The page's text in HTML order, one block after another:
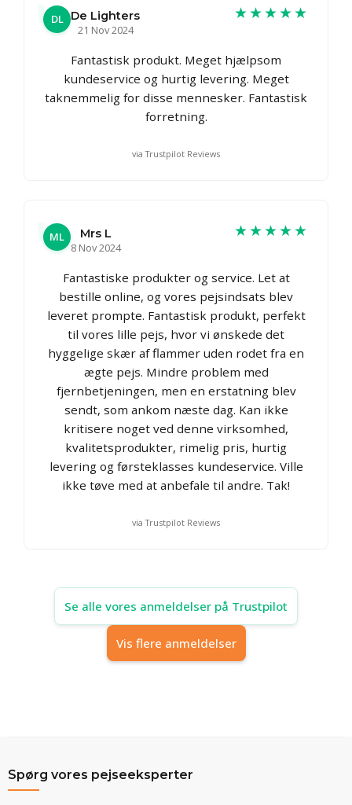
DL De Lighters
21 Nov 2024
★★★★★
Fantastisk produkt. Meget hjælpsom
kundeservice og hurtig levering. Meget
taknemmelig for disse mennesker. Fantastisk
forretning.
via Trustpilot Reviews
ML
Mrs L
8 Nov 2024
★★★★★
Fantastiske produkter og service. Let at
bestille online, og vores pejsindsats blev
leveret prompte. Fantastisk produkt, perfekt
til vores lille pejs, hvor vi ønskede det
hyggelige skær af flammer uden rodet fra en
ægte pejs. Mindre problem med
fjernbetjeningen, men en erstatning blev
sendt, som ankom næste dag. Kan ikke
kritisere noget ved denne virksomhed,
kvalitetsprodukter, rimelig pris, hurtig
levering og førsteklasses kundeservice. Ville
ikke tøve med at anbefale til andre. Tak!
via Trustpilot Reviews
Se alle vores anmeldelser på Trustpilot
Vis flere anmeldelser
Spørg vores pejseeksperter